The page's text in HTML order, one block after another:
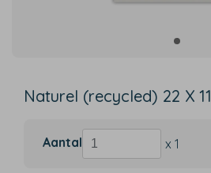
Naturel (recycled) 22 X 11
Aantal x 1